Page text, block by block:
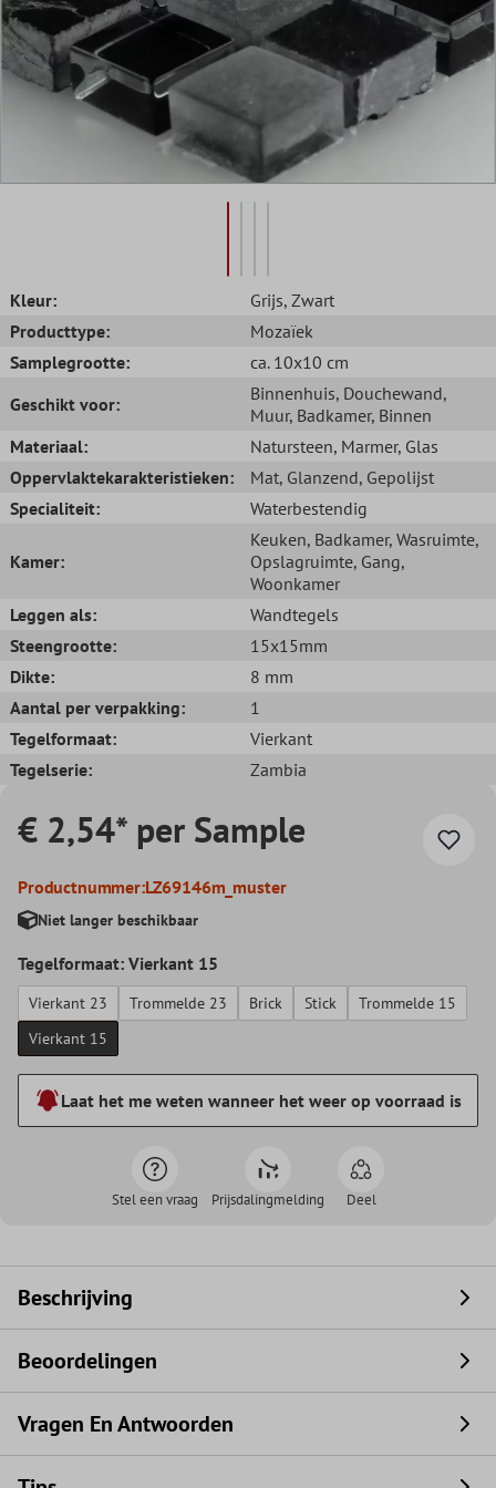
Kleur: Grijs, Zwart
Producttype:
Mozaïek
Samplegrootte:
ca. 10x10 cm
Geschikt voor:
Binnenhuis, Douchewand,
Muur, Badkamer, Binnen
Materiaal:
Natursteen, Marmer, Glas
Oppervlaktekarakteristieken:
Mat, Glanzend, Gepolijst
Specialiteit:
Waterbestendig
Kamer:
Keuken, Badkamer, Wasruimte,
Opslagruimte, Gang,
Woonkamer
Leggen als:
Wandtegels
Steengrootte:
15x15mm
Dikte:
8 mm
Aantal per verpakking:
1
Tegelformaat:
Vierkant
Tegelserie:
Zambia
€ 2,54* per Sample
Productnummer:LZ69146m_muster
Niet langer beschikbaar
Tegelformaat: Vierkant 15
Vierkant 23 Trommelde 23 Brick Stick
Trommelde 15
Vierkant 15
Laat het me weten wanneer het weer op voorraad is
Stel een vraag Prijsdalingmelding Deel
Beschrijving
Beoordelingen
Vragen En Antwoorden